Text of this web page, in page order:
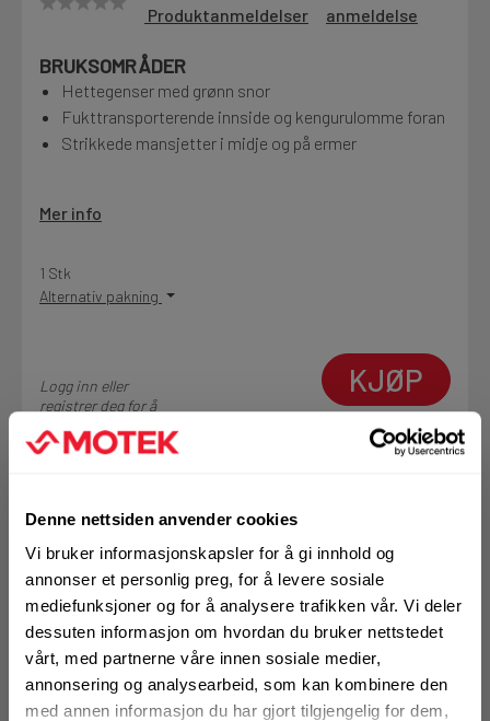
Denne nettsiden anvender cookies
Vi bruker informasjonskapsler for å gi innhold og
annonser et personlig preg, for å levere sosiale
mediefunksjoner og for å analysere trafikken vår. Vi deler
dessuten informasjon om hvordan du bruker nettstedet
vårt, med partnerne våre innen sosiale medier,
annonsering og analysearbeid, som kan kombinere den
med annen informasjon du har gjort tilgjengelig for dem,
Kontakt og åpningstider
Kontakt
Kvalitetsprodukter til ekstra gode priser
Siste nytt om dine favorittprodukter
Produktanmeldelser
anmeldelse
BRUKSOMRÅDER
Hettegenser med grønn snor
Fukttransporterende innside og kengurulomme foran
Strikkede mansjetter i midje og på ermer
Mer info
1 Stk
Alternativ pakning
Logg inn eller
registrer deg for å
KJØP
Handleliste
Klikk & Hent i Motek Molde + 4 andre
Bestill demo